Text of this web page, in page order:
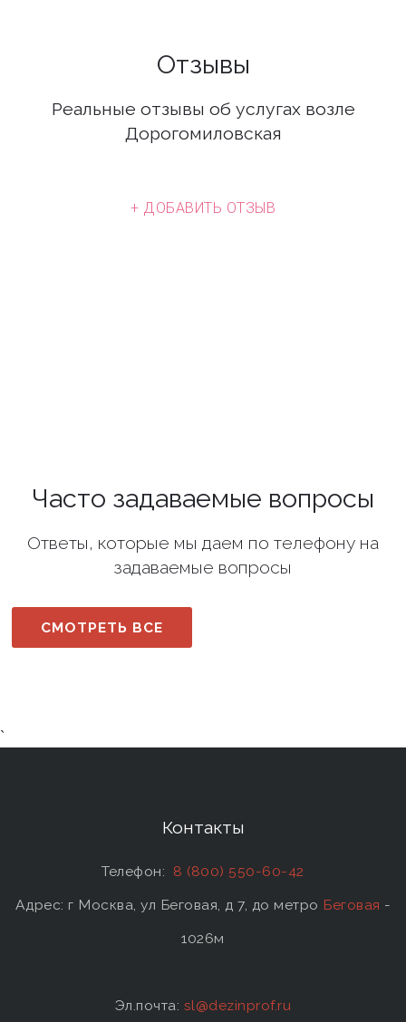
Отзывы
Реальные отзывы об услугах возле
Дорогомиловская
+ ДОБАВИТЬ ОТЗЫВ
Часто задаваемые вопросы
Ответы, которые мы даем по телефону на
задаваемые вопросы
СМОТРЕТЬ ВСЕ
`
Контакты
Телефон: 8 (800) 550-60-42
Адрес: г Москва, ул Беговая, д 7, до метро Беговая -
1026м
Эл.почта: sl@dezinprof.ru